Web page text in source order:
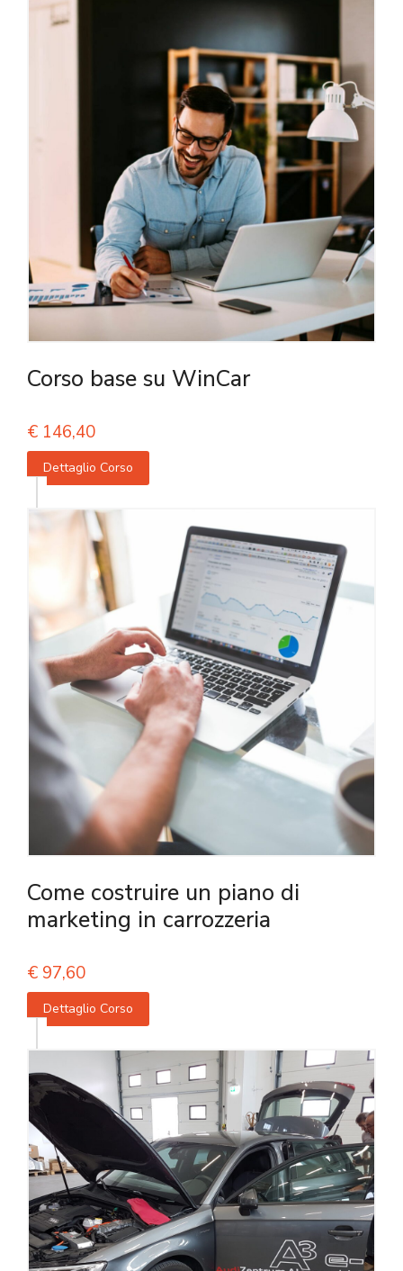
Corso base su WinCar
€ 146,40
Dettaglio Corso
Come costruire un piano di
marketing in carrozzeria
€ 97,60
Dettaglio Corso